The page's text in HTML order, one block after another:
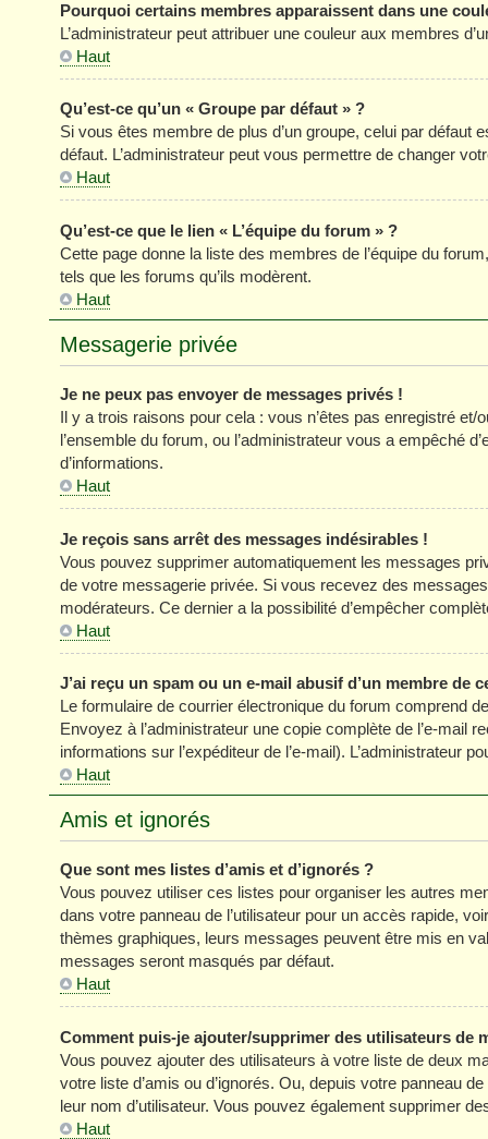
Pourquoi certains membres apparaissent dans une
L’administrateur peut attribuer une couleur aux membres
Haut
Qu’est-ce qu’un « Groupe par défaut » ?
Si vous êtes membre de plus d’un groupe, celui par défaut
défaut. L’administrateur peut vous permettre de changer
Haut
Qu’est-ce que le lien « L’équipe du forum » ?
Cette page donne la liste des membres de l’équipe du
tels que les forums qu’ils modèrent.
Haut
Messagerie privée
Je ne peux pas envoyer de messages privés !
Il y a trois raisons pour cela : vous n’êtes pas enregistré
l’ensemble du forum, ou l’administrateur vous a empêché
d’informations.
Haut
Je reçois sans arrêt des messages indésirables !
Vous pouvez supprimer automatiquement les messages
de votre messagerie privée. Si vous recevez des
modérateurs. Ce dernier a la possibilité d’empêcher
Haut
J’ai reçu un spam ou un e-mail abusif d’un membre de
Le formulaire de courrier électronique du forum comprend
Envoyez à l’administrateur une copie complète de l’e-mail
informations sur l’expéditeur de l’e-mail). L’administrateur
Haut
Amis et ignorés
Que sont mes listes d’amis et d’ignorés ?
Vous pouvez utiliser ces listes pour organiser les autres
dans votre panneau de l’utilisateur pour un accès rapide,
thèmes graphiques, leurs messages peuvent être mis en
messages seront masqués par défaut.
Haut
Comment puis-je ajouter/supprimer des utilisateurs de
Vous pouvez ajouter des utilisateurs à votre liste de deux
votre liste d’amis ou d’ignorés. Ou, depuis votre panneau
leur nom d’utilisateur. Vous pouvez également supprimer
Haut